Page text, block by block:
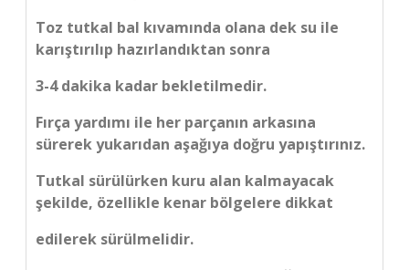
Toz tutkal bal kıvamında olana dek su ile
karıştırılıp hazırlandıktan sonra
3-4 dakika kadar bekletilmedir.
Fırça yardımı ile her parçanın arkasına
sürerek yukarıdan aşağıya doğru yapıştırınız.
Tutkal sürülürken kuru alan kalmayacak
şekilde, özellikle kenar bölgelere dikkat
edilerek sürülmelidir.